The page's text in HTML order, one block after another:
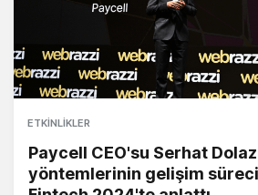
ETKINLIKLER
Paycell CEO'su Serhat
yöntemlerinin gelişim